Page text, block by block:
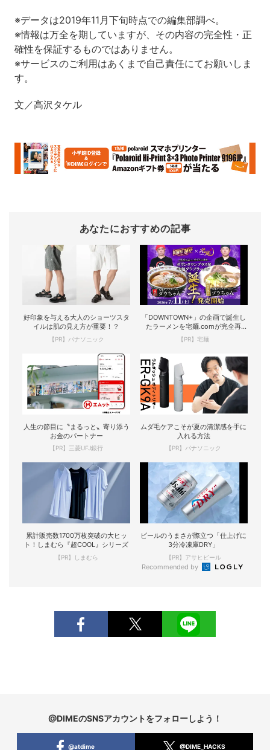
※データは2019年11月下旬時点での編集部調べ。
※情報は万全を期していますが、その内容の完全性・正
確性を保証するものではありません。
※サービスのご利用はあくまで自己責任にてお願いしま
す。
文／高沢タケル
あなたにおすすめの記事
好印象を与える大人のショーツスタ
イルは肌の見え方が重要！？
【PR】パナソニック
「DOWNTOWN+」の企画で誕生し
たラーメンを宅麺.comが完全再
現！
【PR】宅麺
人生の節目に〝まるっと〟寄り添う
お金のパートナー
【PR】三菱UFJ銀行
ムダ毛ケアこそが夏の清潔感を手に
入れる方法
【PR】パナソニック
累計販売数1700万枚突破の大ヒッ
ト！しまむら『超COOL』シリーズ
【PR】しまむら
ビールのうまさが際立つ「仕上げに
3分冷凍庫DRY」
【PR】アサヒビール
Recommended by
@DIMEのSNSアカウントをフォローしよう！
@atdime @DIME_HACKS